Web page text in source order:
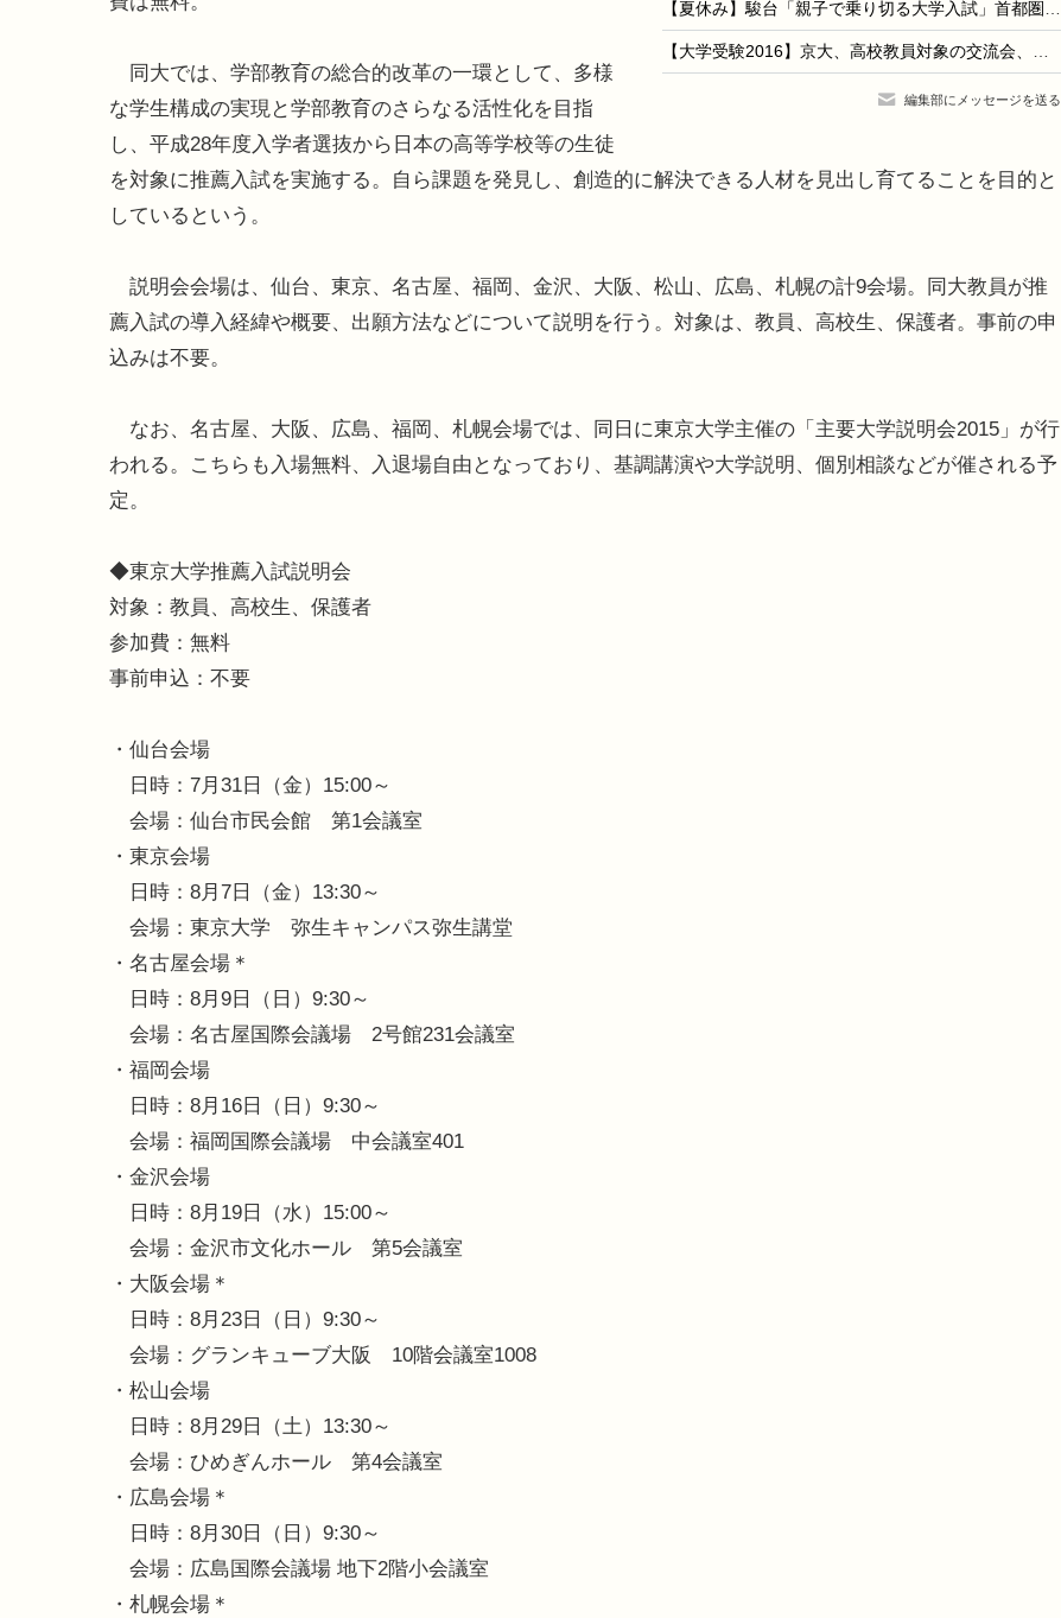
【夏休み】駿台「親子で乗り切る大学入試」首都圏各校舎で系統別に開催
【大学受験2016】京大、高校教員対象の交流会、全国4都市で開催
編集部にメッセージを送る
同大では、学部教育の総合的改革の一環として、多様
な学生構成の実現と学部教育のさらなる活性化を目指
し、平成28年度入学者選抜から日本の高等学校等の生徒
を対象に推薦入試を実施する。自ら課題を発見し、創造的に解決できる人材を見出し育てることを目的と
しているという。
説明会会場は、仙台、東京、名古屋、福岡、金沢、大阪、松山、広島、札幌の計9会場。同大教員が推
薦入試の導入経緯や概要、出願方法などについて説明を行う。対象は、教員、高校生、保護者。事前の申
込みは不要。
なお、名古屋、大阪、広島、福岡、札幌会場では、同日に東京大学主催の「主要大学説明会2015」が行
われる。こちらも入場無料、入退場自由となっており、基調講演や大学説明、個別相談などが催される予
定。
◆東京大学推薦入試説明会
対象：教員、高校生、保護者
参加費：無料
事前申込：不要
・仙台会場
日時：7月31日（金）15:00～
会場：仙台市民会館 第1会議室
・東京会場
日時：8月7日（金）13:30～
会場：東京大学 弥生キャンパス弥生講堂
・名古屋会場＊
日時：8月9日（日）9:30～
会場：名古屋国際会議場 2号館231会議室
・福岡会場
日時：8月16日（日）9:30～
会場：福岡国際会議場 中会議室401
・金沢会場
日時：8月19日（水）15:00～
会場：金沢市文化ホール 第5会議室
・大阪会場＊
日時：8月23日（日）9:30～
会場：グランキューブ大阪 10階会議室1008
・松山会場
日時：8月29日（土）13:30～
会場：ひめぎんホール 第4会議室
・広島会場＊
日時：8月30日（日）9:30～
会場：広島国際会議場 地下2階小会議室
・札幌会場＊